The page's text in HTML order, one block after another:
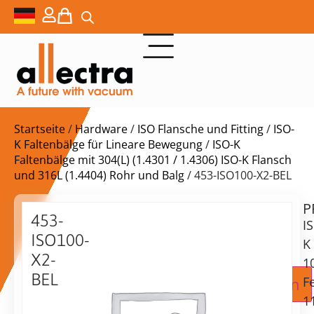
Startseite/ Hardware/ ISO Flansche und Fitting/ ISO-
K Faltenbälge für Lineare Bewegung/ ISO-K
Faltenbälge mit 304(L) (1.4301 / 1.4306) ISO-K Flansch
und 316L (1.4404) Rohr und Balg/ 453-ISO100-X2-BEL
453-
ISO100-
X2-
BEL
auf
Anfrage
Zur Angebotsanfrage hinzufügen
K